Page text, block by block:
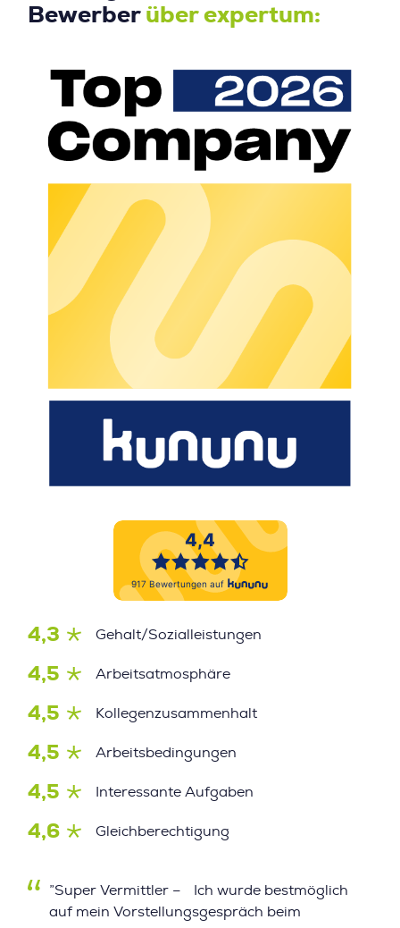
Bewerber über expertum:
4,3 Gehalt/Sozialleistungen
4,5 Arbeitsatmosphäre
4,5 Kollegenzusammenhalt
4,5 Arbeitsbedingungen
4,5 Interessante Aufgaben
4,6 Gleichberechtigung
”Super Vermittler – Ich wurde bestmöglich
auf mein Vorstellungsgespräch beim